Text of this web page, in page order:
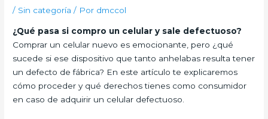
/ Sin categoría / Por dmccol
¿Qué pasa si compro un celular y sale defectuoso?
Comprar un celular nuevo es emocionante, pero ¿qué
sucede si ese dispositivo que tanto anhelabas resulta tener
un defecto de fábrica? En este artículo te explicaremos
cómo proceder y qué derechos tienes como consumidor
en caso de adquirir un celular defectuoso.